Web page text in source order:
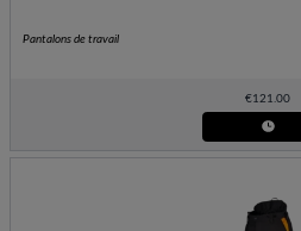
Pantalons de travail
€121.00